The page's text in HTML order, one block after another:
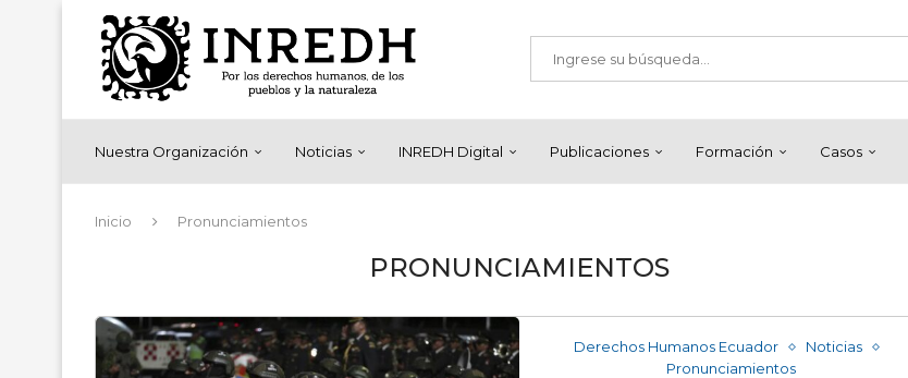
Nuestra Organización Noticias INREDH Digital Publicaciones Formación Casos
Inicio Pronunciamientos
PRONUNCIAMIENTOS
Derechos Humanos Ecuador
Noticias
Pronunciamientos